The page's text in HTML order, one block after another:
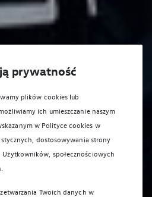
prywatność
plików cookies lub
ich umieszczanie naszym
w Polityce cookies w
dostosowywania strony
społecznościowych
Twoich danych w